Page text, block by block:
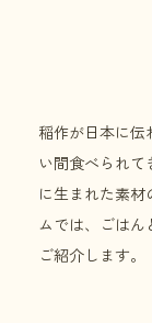
稲作が日本に
い間食べられ
に生まれた素
ムでは、ごは
ご紹介します。